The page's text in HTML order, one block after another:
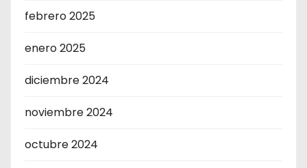
febrero 2025
enero 2025
diciembre 2024
noviembre 2024
octubre 2024